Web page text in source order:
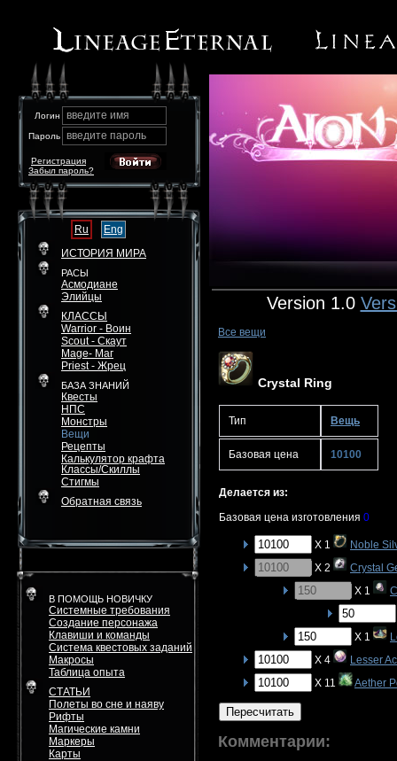
Логин введите имя
Пароль введите пароль
Забыл пароль?
Регистрация
Ru
Eng
ИСТОРИЯ МИРА
РАСЫ
Асмодиане
Элийцы
КЛАССЫ
Warrior - Воин
Scout - Скаут
Mage- Маг
Priest - Жрец
БАЗА ЗНАНИЙ
Квесты
НПС
Монстры
Вещи
Рецепты
Калькулятор крафта
Классы/Скиллы
Стигмы
Обратная связь
В ПОМОЩЬ НОВИЧКУ
Системные требования
Создание персонажа
Клавиши и команды
Система квестовых заданий
Макросы
Таблица опыта
СТАТЬИ
Полеты во сне и наяву
Рифты
Магические камни
Маркеры
Карты
Version 1.0
Все вещи
Crystal Ring
Тип Вещь
Базовая цена 10100
Делается из:
Базовая цена изготовления 0
X 1
Noble
X 2
Crystal
X 1
X 1
X 4
Lesser
X 11
Aether
Пересчитать
Комментарии: